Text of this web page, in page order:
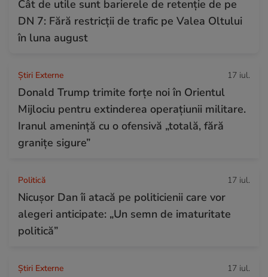
Cât de utile sunt barierele de retenție de pe
DN 7: Fără restricții de trafic pe Valea Oltului
în luna august
Știri Externe 17 iul.
Donald Trump trimite forțe noi în Orientul
Mijlociu pentru extinderea operațiunii militare.
Iranul amenință cu o ofensivă „totală, fără
granițe sigure”
Politică 17 iul.
Nicușor Dan îi atacă pe politicienii care vor
alegeri anticipate: „Un semn de imaturitate
politică”
Știri Externe 17 iul.